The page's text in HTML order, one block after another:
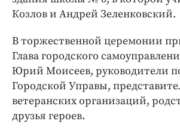
Козлов и Андрей Зеленковский.
В торжественной церемонии
Глава городского
Юрий Моисеев, руководители
Городской Управы,
ветеранских организаций,
друзья героев.